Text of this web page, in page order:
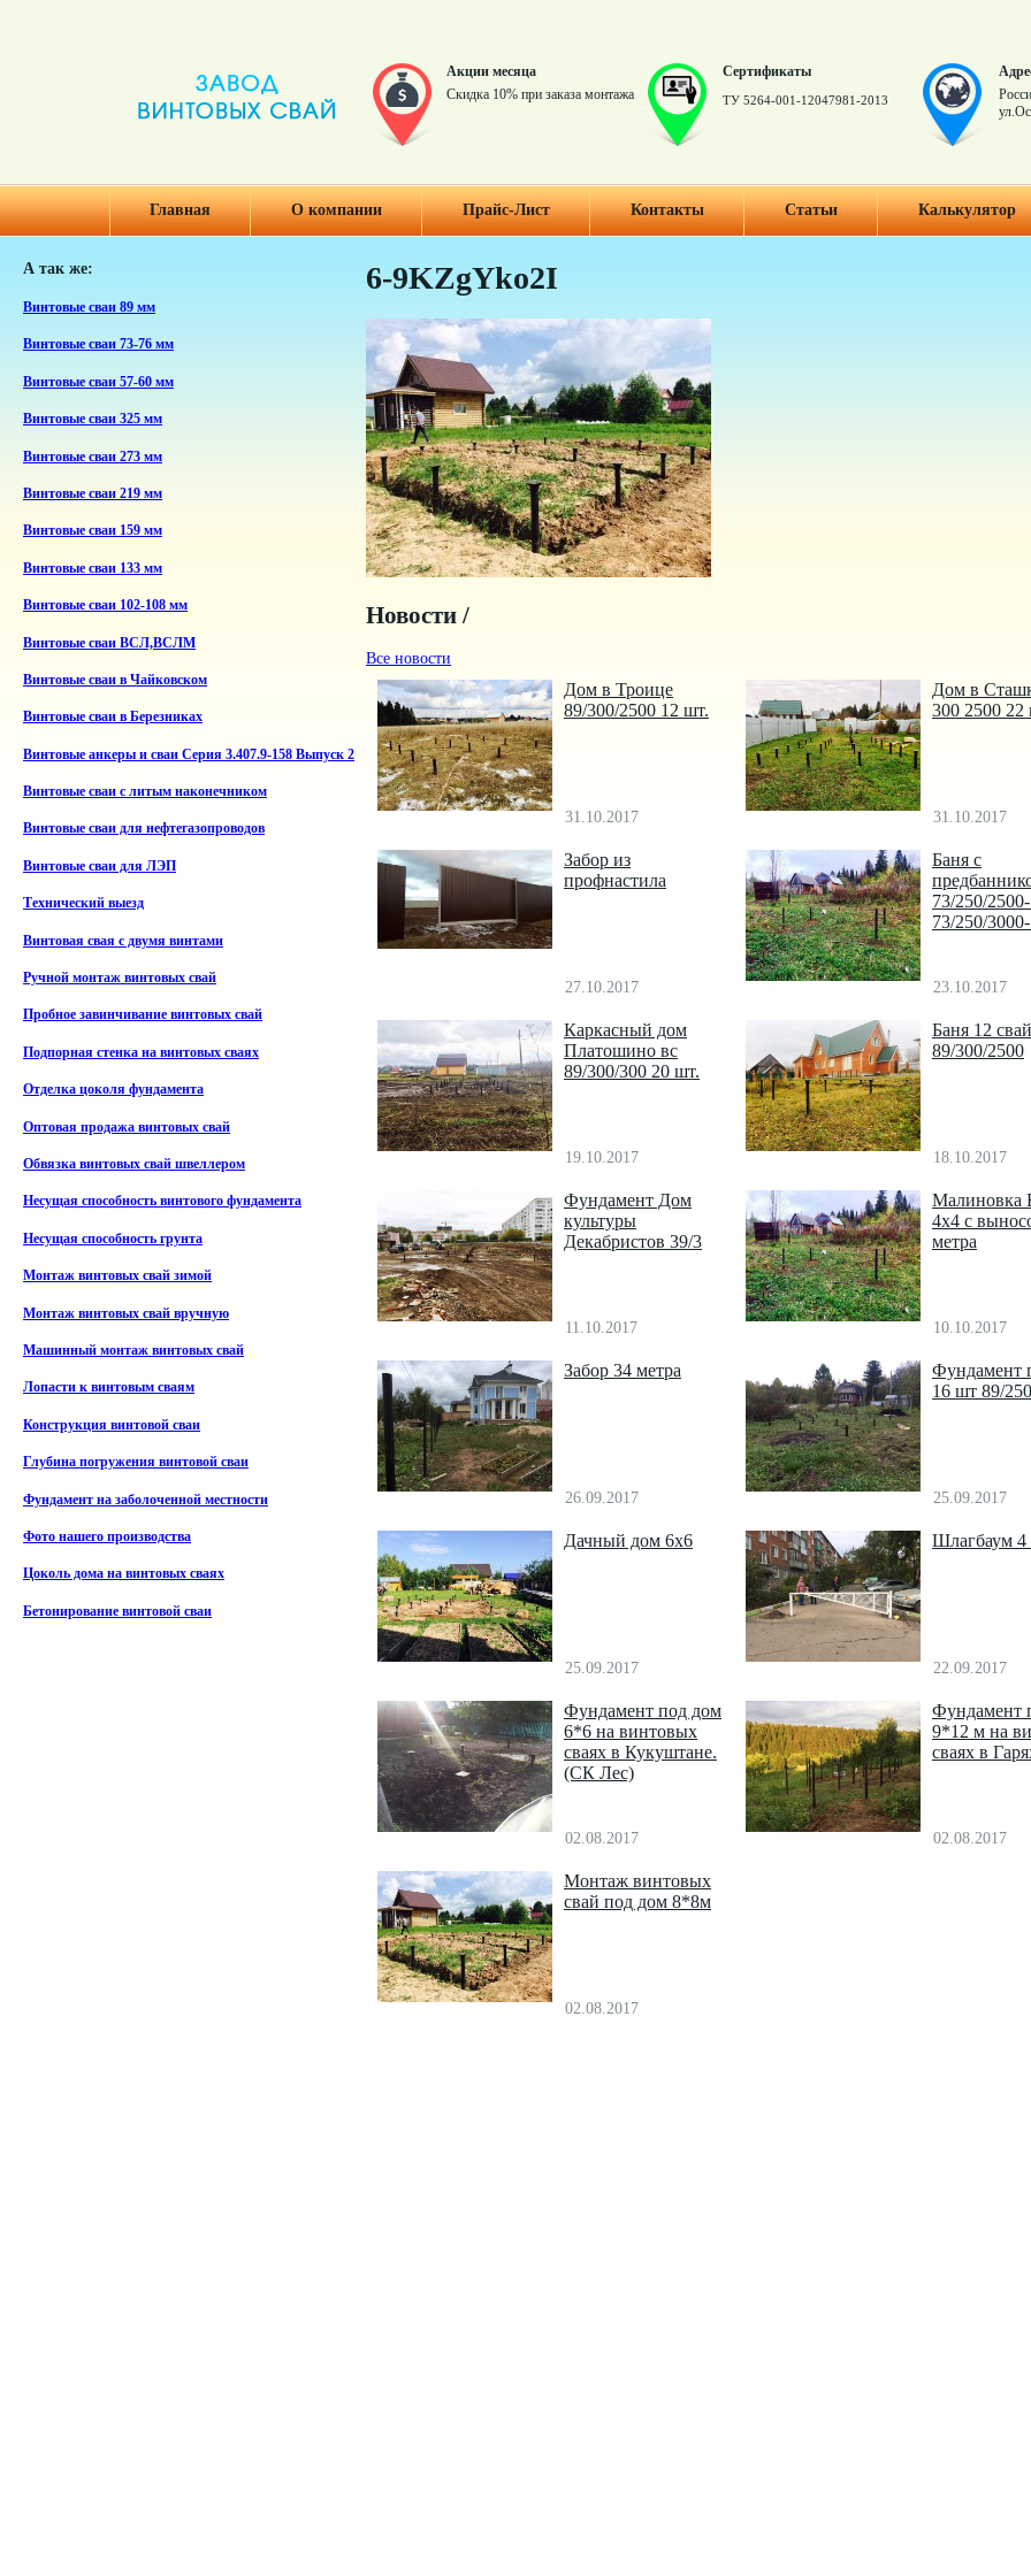
Акции месяца
Скидка 10% при заказа монтажа
Сертификаты
ТУ 5264-001-12047981-2013
Главная О компании Прайс-Лист Контакты Статьи Калькулятор
А так же:
Винтовые сваи 89 мм
Винтовые сваи 73-76 мм
Винтовые сваи 57-60 мм
Винтовые сваи 325 мм
Винтовые сваи 273 мм
Винтовые сваи 219 мм
Винтовые сваи 159 мм
Винтовые сваи 133 мм
Винтовые сваи 102-108 мм
Винтовые сваи ВСЛ,ВСЛМ
Винтовые сваи в Чайковском
Винтовые сваи в Березниках
Винтовые анкеры и сваи Серия 3.407.9-158 Выпуск 2
Винтовые сваи с литым наконечником
Винтовые сваи для нефтегазопроводов
Винтовые сваи для ЛЭП
Технический выезд
Винтовая свая с двумя винтами
Ручной монтаж винтовых свай
Пробное завинчивание винтовых свай
Подпорная стенка на винтовых сваях
Отделка цоколя фундамента
Оптовая продажа винтовых свай
Обвязка винтовых свай швеллером
Несущая способность винтового фундамента
Несущая способность грунта
Монтаж винтовых свай зимой
Монтаж винтовых свай вручную
Машинный монтаж винтовых свай
Лопасти к винтовым сваям
Конструкция винтовой сваи
Глубина погружения винтовой сваи
Фундамент на заболоченной местности
Фото нашего производства
Цоколь дома на винтовых сваях
Бетонирование винтовой сваи
6-9KZgYko2I
Новости /
Все новости
Дом в Троице
89/300/2500 12 шт.
31.10.2017
Дом в
300 2500 22
31.10.2017
Забор из
профнастила
27.10.2017
Баня с
73/250/
73/250/
23.10.2017
Каркасный дом
Платошино вс
89/300/300 20 шт.
19.10.2017
Баня 12 свай
89/300/2500
18.10.2017
Фундамент Дом
культуры
Декабристов 39/3
11.10.2017
Малиновка
4х4 с
метра
10.10.2017
Забор 34 метра
26.09.2017
Фундамент
16 шт 89/
25.09.2017
Дачный дом 6х6
25.09.2017
Шлагбаум 4
22.09.2017
Фундамент под дом
6*6 на винтовых
сваях в Кукуштане.
(СК Лес)
02.08.2017
Фундамент
9*12 м на
сваях в
02.08.2017
Монтаж винтовых
свай под дом 8*8м
02.08.2017